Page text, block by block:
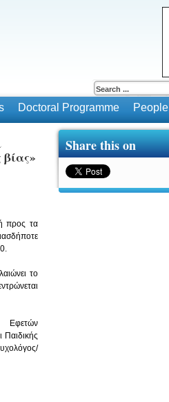
Doctoral Programme People
Share this on
προς τα
το
Εφετών